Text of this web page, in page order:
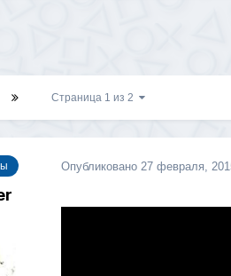
Страница 1 из 2
Опубликовано 27 февраля,